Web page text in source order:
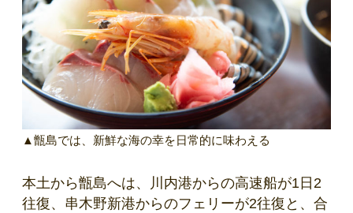
▲甑島では、新鮮な海の幸を日常的に味わえる
本土から甑島へは、川内港からの高速船が1日2
往復、串木野新港からのフェリーが2往復と、合